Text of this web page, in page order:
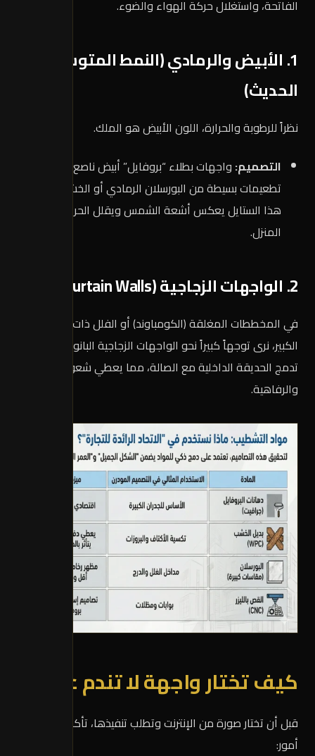
الفاتحة، واستغلال حركة الهواء والضوء.
1. الأبيض والرمادي (النمط المتوسطي
الحديث)
نظراً للرطوبة والحرارة، اللون الأبيض هو الملك.
التصميم: واجهات بطلاء “بروفايل” أبيض ناصع مع
تطعيمات بسيطة من البورسلان الرمادي أو الخشب الفاتح.
هذا الستايل يعكس أشعة الشمس ويقلل الحرارة داخل
المنزل.
2. الواجهات الزجاجية (Curtain Walls)
في المخططات المغلقة (الكومباوند) أو الفلل ذات الارتداد
الكبير، نرى توجهاً كبيراً نحو الواجهات الزجاجية البانورامية التي
تدمج الحديقة الداخلية مع الصالة، مما يعطي شعوراً بالاتساع
والرفاهية.
كيف تختار واجهة لا تندم عليها؟
قبل أن تختار صورة من الإنترنت وتطلب تنفيذها، تأكد من ثلاثة
أمور: